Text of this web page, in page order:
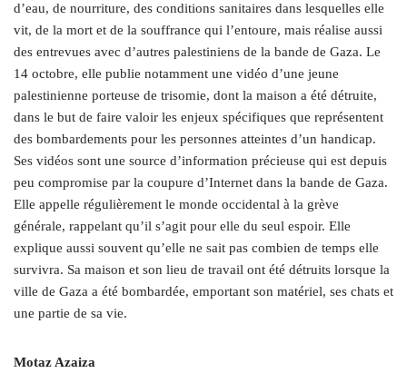
d’eau, de nourriture, des conditions sanitaires dans lesquelles elle
vit, de la mort et de la souffrance qui l’entoure, mais réalise aussi
des entrevues avec d’autres palestiniens de la bande de Gaza. Le
14 octobre, elle publie notamment une vidéo d’une jeune
palestinienne porteuse de trisomie, dont la maison a été détruite,
dans le but de faire valoir les enjeux spécifiques que représentent
des bombardements pour les personnes atteintes d’un handicap.
Ses vidéos sont une source d’information précieuse qui est depuis
peu compromise par la coupure d’Internet dans la bande de Gaza.
Elle appelle régulièrement le monde occidental à la grève
générale, rappelant qu’il s’agit pour elle du seul espoir. Elle
explique aussi souvent qu’elle ne sait pas combien de temps elle
survivra. Sa maison et son lieu de travail ont été détruits lorsque la
ville de Gaza a été bombardée, emportant son matériel, ses chats et
une partie de sa vie.
Motaz Azaiza